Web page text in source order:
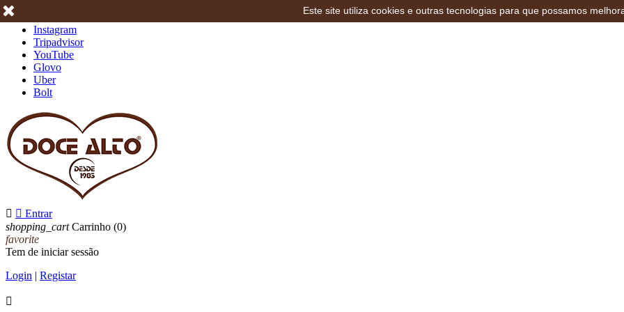
Instagram
Tripadvisor
YouTube
Glovo
Uber
Bolt
  Entrar
shopping_cart Carrinho (0)
favorite
Tem de iniciar sessão
Login | Registar

Este site utiliza cookies e outras tecnologias para que possamos